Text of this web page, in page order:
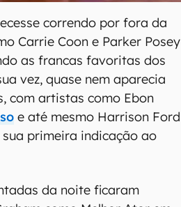
correndo por fora da
Carrie Coon e Parker Posey
as francas favoritas dos
vez, quase nem aparecia
com artistas como Ebon
e até mesmo Harrison Ford
sua primeira indicação ao
da noite ficaram